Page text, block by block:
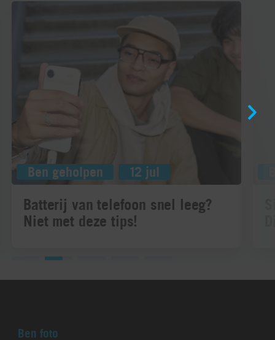
Ben geholpen 12 jul
Batterij van telefoon snel leeg?
Niet met deze tips!
Ben foto